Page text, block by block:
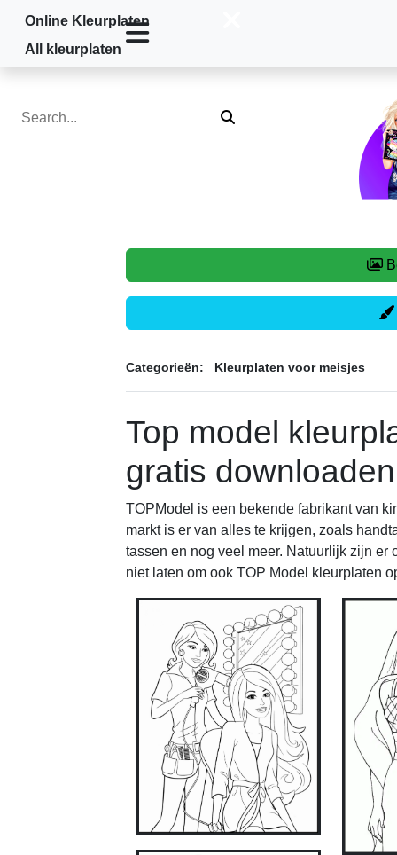
Online Kleurplaten
All kleurplaten
Home
Categorieën: Kleurplaten voor meisjes
Top model
gratis downloaden
TOPModel is een bekende fabrikant van
markt is er van alles te krijgen, zoals
tassen en nog veel meer. Natuurlijk zijn
niet laten om ook TOP Model kleurplaten